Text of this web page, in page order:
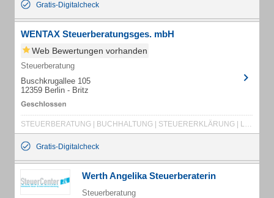
Gratis-Digitalcheck
WENTAX Steuerberatungsges. mbH
Web Bewertungen vorhanden
Steuerberatung
Buschkrugallee 105
12359 Berlin - Britz
STEUERBERATUNG | BUCHHALTUNG | STEUERERKLÄRUNG | LOHNABRECHNUNGEN | BILANZEN | STEUERBERATER
Gratis-Digitalcheck
Werth Angelika Steuerberaterin
Steuerberatung